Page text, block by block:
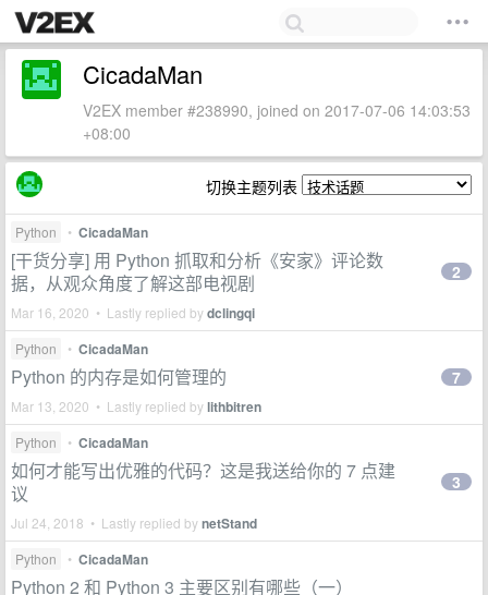
CicadaMan
V2EX member #238990, joined on 2017-07-06 14:03:53
+08:00
切换主题列表
Python • CicadaMan
[干货分享] 用 Python 抓取和分析《安家》评论数
据，从观众角度了解这部电视剧
Mar 16, 2020 • Lastly replied bydclingqi
2
Python • CicadaMan
Python 的内存是如何管理的
Mar 13, 2020 • Lastly replied bylithbitren
7
Python • CicadaMan
如何才能写出优雅的代码？这是我送给你的 7 点建
议
Jul 24, 2018 • Lastly replied bynetStand
3
Python • CicadaMan
Python 2 和 Python 3 主要区别有哪些（一）